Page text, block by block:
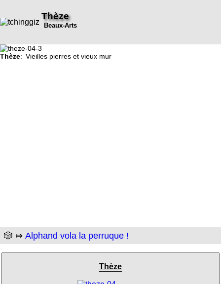
Thèze
Beaux-Arts
Thèze: Vieilles pierres et vieux mur
🎲 ⤇ Alphand vola la perruque !
Thèze